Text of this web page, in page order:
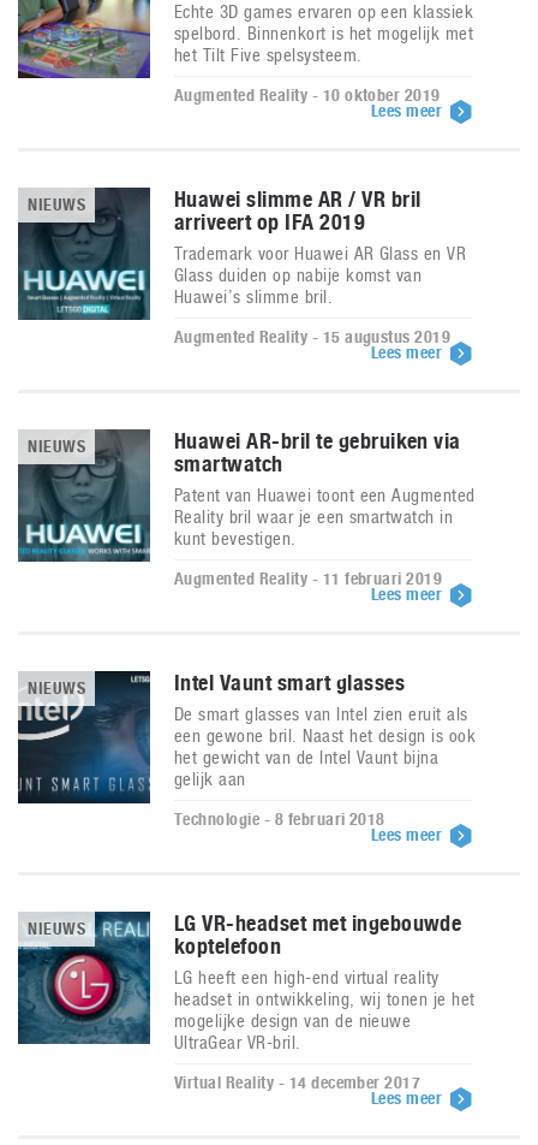
Echte 3D games ervaren op een klassiek
spelbord. Binnenkort is het mogelijk met
het Tilt Five spelsysteem.
Augmented Reality - 10 oktober 2019
Lees meer
NIEUWS
Huawei slimme AR / VR bril
arriveert op IFA 2019
Trademark voor Huawei AR Glass en VR
Glass duiden op nabije komst van
Huawei’s slimme bril.
Augmented Reality - 15 augustus 2019
Lees meer
NIEUWS
Huawei AR-bril te gebruiken via
smartwatch
Patent van Huawei toont een Augmented
Reality bril waar je een smartwatch in
kunt bevestigen.
Augmented Reality - 11 februari 2019
Lees meer
NIEUWS Intel Vaunt smart glasses
De smart glasses van Intel zien eruit als
een gewone bril. Naast het design is ook
het gewicht van de Intel Vaunt bijna
gelijk aan
Technologie - 8 februari 2018
Lees meer
NIEUWS
LG VR-headset met ingebouwde
koptelefoon
LG heeft een high-end virtual reality
headset in ontwikkeling, wij tonen je het
mogelijke design van de nieuwe
UltraGear VR-bril.
Virtual Reality - 14 december 2017
Lees meer